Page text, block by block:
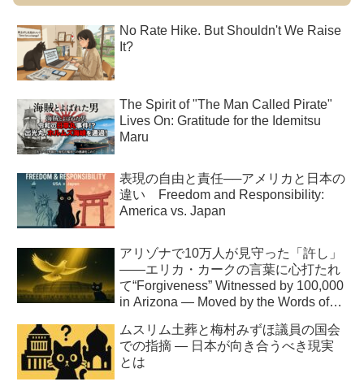
No Rate Hike. But Shouldn't We Raise
It?
The Spirit of "The Man Called Pirate"
Lives On: Gratitude for the Idemitsu
Maru
表現の自由と責任──アメリカと日本の
違い Freedom and Responsibility:
America vs. Japan
アリゾナで10万人が見守った「許し」
――エリカ・カークの言葉に心打たれ
て“Forgiveness” Witnessed by 100,000
in Arizona — Moved by the Words of
ムスリム土葬と梅村みずほ議員の国会
での指摘 ― 日本が向き合うべき現実
とは